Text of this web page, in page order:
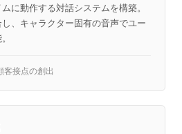
に動作する対話システムを構築。
、キャラクター固有の音声でユー
客接点の創出